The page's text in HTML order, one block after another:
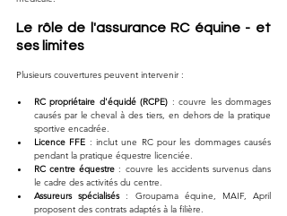
Le rôle de l'assurance RC équine - et
ses limites
Plusieurs couvertures peuvent intervenir :
RC propriétaire d'équidé (RCPE) : couvre les dommages
causés par le cheval à des tiers, en dehors de la pratique
sportive encadrée.
Licence FFE : inclut une RC pour les dommages causés
pendant la pratique équestre licenciée.
RC centre équestre : couvre les accidents survenus dans
le cadre des activités du centre.
Assureurs spécialisés : Groupama équine, MAIF, April
proposent des contrats adaptés à la filière.